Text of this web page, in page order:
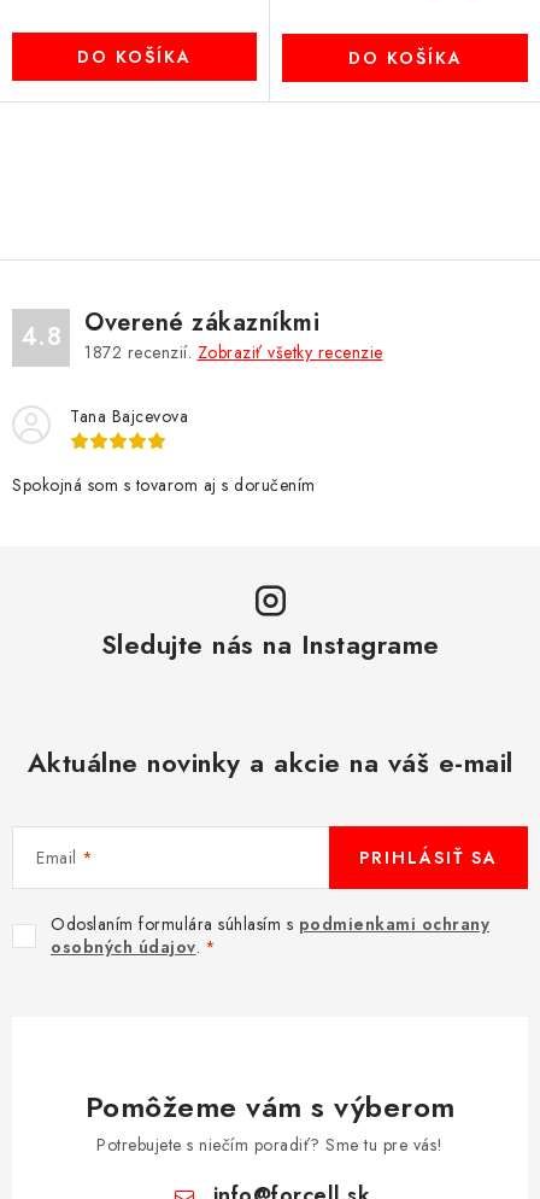
DO KOŠÍKA DO KOŠÍKA
á
d
a
c
e
r
4.8 Overené zákazníkmi
1872 recenzií. Zobraziť všetky recenzie
Tana Bajcevova
Spokojná som s tovarom aj s doručením
Sledujte nás na Instagrame
Aktuálne novinky a akcie na váš e-mail
Email
Odoslaním formulára súhlasím s podmienkami ochrany
osobných údajov.
PRIHLÁSIŤ SA
Pomôžeme vám s výberom
Potrebujete s niečím poradiť? Sme tu pre vás!